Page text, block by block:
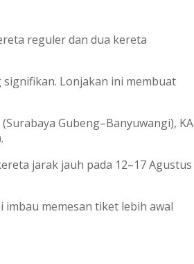
reguler dan dua kereta
Lonjakan ini membuat
Gubeng–Banyuwangi), KA
jarak jauh pada 12–17 Agustus
memesan tiket lebih awal